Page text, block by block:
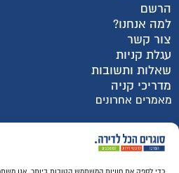
הרשם
למה אנחנו?
צור קשר
עגלת קניות
שאלות ותשובות
מדריכי קניה
מאמרים אחרונים